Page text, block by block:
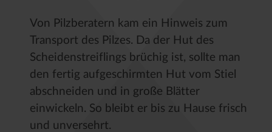
Von Pilzberatern kam ein Hinweis zum
Transport des Pilzes. Da der Hut des
Scheidenstreiflings brüchig ist, sollte man
den fertig aufgeschirmten Hut vom Stiel
abschneiden und in große Blätter
einwickeln. So bleibt er bis zu Hause frisch
und unversehrt.